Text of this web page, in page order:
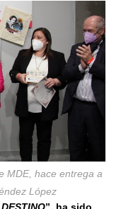
MDE, hace entrega a
López
DESTINO”, ha sido